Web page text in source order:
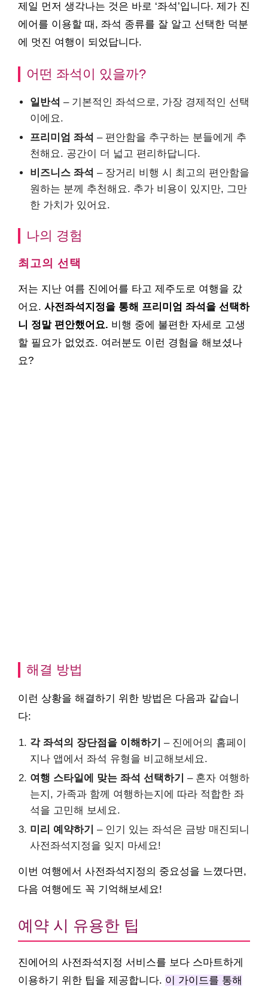
제일 먼저 생각나는 것은 바로 ‘좌석’입니다. 제가 진
에어를 이용할 때, 좌석 종류를 잘 알고 선택한 덕분
에 멋진 여행이 되었답니다.
어떤 좌석이 있을까?
일반석 – 기본적인 좌석으로, 가장 경제적인 선택
이에요.
프리미엄 좌석 – 편안함을 추구하는 분들에게 추
천해요. 공간이 더 넓고 편리하답니다.
비즈니스 좌석 – 장거리 비행 시 최고의 편안함을
원하는 분께 추천해요. 추가 비용이 있지만, 그만
한 가치가 있어요.
나의 경험
최고의 선택
저는 지난 여름 진에어를 타고 제주도로 여행을 갔
어요. 사전좌석지정을 통해 프리미엄 좌석을 선택하
니 정말 편안했어요. 비행 중에 불편한 자세로 고생
할 필요가 없었죠. 여러분도 이런 경험을 해보셨나
요?
해결 방법
이런 상황을 해결하기 위한 방법은 다음과 같습니
다:
각 좌석의 장단점을 이해하기
– 진에어의 홈페이
지나 앱에서 좌석 유형을 비교해보세요.
여행 스타일에 맞는 좌석 선택하기
– 혼자 여행하
는지, 가족과 함께 여행하는지에 따라 적합한 좌
석을 고민해 보세요.
미리 예약하기
– 인기 있는 좌석은 금방 매진되니
사전좌석지정을 잊지 마세요!
이번 여행에서 사전좌석지정의 중요성을 느꼈다면,
다음 여행에도 꼭 기억해보세요!
예약 시 유용한 팁
진에어의 사전좌석지정 서비스를 보다 스마트하게
이용하기 위한 팁을 제공합니다. 이 가이드를 통해